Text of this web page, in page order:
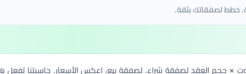
خطط لصفقاتك بثقة.
× حجم العقد لصفقة شراء. لصفقة بيع، اعكس الأسعار. حاسبتنا تفعل هذا